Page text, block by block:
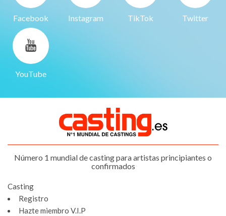
Facebook Instagram TikTok Twitter
YouTube
Número 1 mundial de casting para artistas principiantes o
confirmados
Casting
Registro
Hazte miembro V.I.P